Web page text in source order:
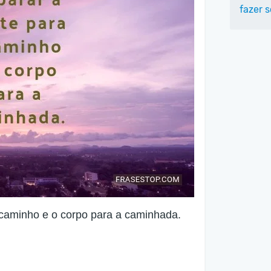
e o corpo para a caminhada.
fazer